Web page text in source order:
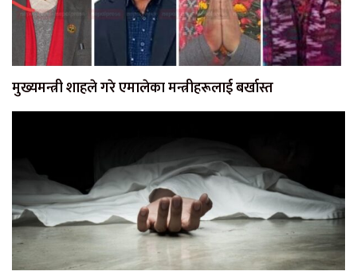
मुख्यमन्त्री शाहले गरे एमालेका मन्त्रीहरूलाई बर्खास्त